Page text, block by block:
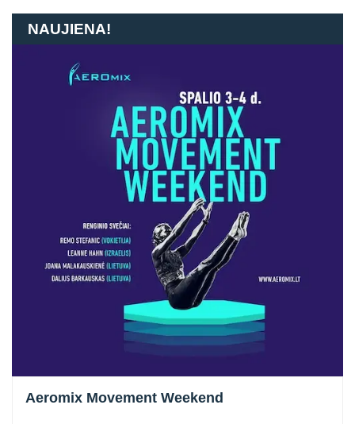
NAUJIENA!
Aeromix Movement Weekend